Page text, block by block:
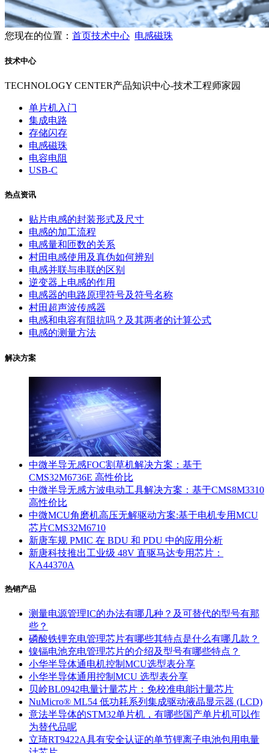
您现在的位置： 首页技术中心 电感磁珠
技术中心
TECHNOLOGY CENTER产品知识中心-技术工程师家园
单片机入门
集成电路
存储闪存
电感磁珠
电容电阻
USB-C
热点资讯
贴片电感的封装形式及尺寸
电感的加工流程
电感量和匝数的关系
村田电感使用及真伪如何辨别
电感并联与串联的区别
逆变器上电感的作用
电感器的电路原理符号及符号名称
村田超声波传感器
电感和电容有阻抗吗？及其两者的计算公式
电感的测量方法
解决方案
中微半导无感FOC割草机解决方案：基于
CMS32M6736E 高性价比
中微半导无感方波电动工具解决方案：基于CMS8M3310
高性价比
中微MCU角磨机高压无解驱动方案:基于电机专用MCU
芯片CMS32M6710
新唐车规 PMIC 在 BDU 和 PDU 中的应用分析
新唐科技推出工业级 48V 直驱马达专用芯片：
KA44370A
热销产品
测量电源管理IC的办法有哪几种？及可替代的型号有那
些？
磷酸铁锂充电管理芯片有哪些其特点是什么有哪几款？
镍镉电池充电管理芯片的介绍及型号有哪些特点？
小华半导体通电机控制MCU选型表分享
小华半导体通用控制MCU 选型表分享
贝岭BL0942电量计量芯片：免校准电能计量芯片
NuMicro® ML54 低功耗系列集成驱动液晶显示器 (LCD)
意法半导体的STM32单片机，有哪些国产单片机可以作
为替代品呢
立琦RT9422A具有安全认证的单节锂离子电池包用电量